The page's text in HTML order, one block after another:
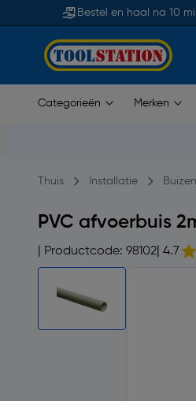
Bestel en haal na 10
Categorieën Merken
Thuis Installatie Buizen
PVC afvoerbuis
| Productcode: 98102 | 4.7